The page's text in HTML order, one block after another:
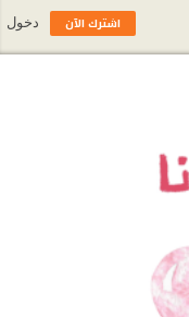
اشترك الآن دخول